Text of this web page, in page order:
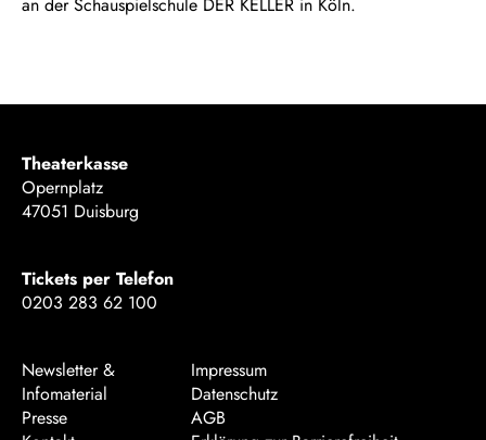
an der Schauspielschule DER KELLER in Köln.
Theaterkasse
Opernplatz
47051 Duisburg
Tickets per Telefon
0203 283 62 100
Newsletter &
Infomaterial
Presse
Impressum
Datenschutz
AGB